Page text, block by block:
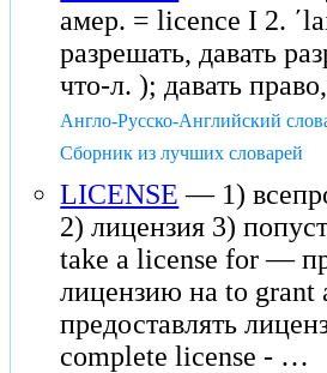
амер. = licence I 2.
разрешать, давать
что-л. ); давать
Англо-Русско-Английский
Сборник из лучших словарей
LICENSE — 1)
2) лицензия 3)
take a license for —
лицензию на to
предоставлять
complete license - …